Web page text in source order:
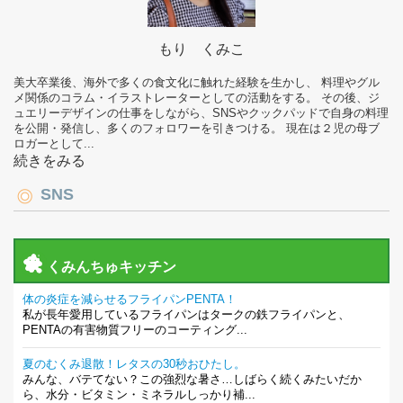
もり くみこ
美大卒業後、海外で多くの食文化に触れた経験を生かし、 料理やグル
メ関係のコラム・イラストレーターとしての活動をする。 その後、ジ
ュエリーデザインの仕事をしながら、SNSやクックパッドで自身の料理
を公開・発信し、多くのフォロワーを引きつける。 現在は２児の母ブ
ロガーとして...
続きをみる
SNS
くみんちゅキッチン
体の炎症を減らせるフライパンPENTA！
私が長年愛用しているフライパンはタークの鉄フライパンと、
PENTAの有害物質フリーのコーティング...
夏のむくみ退散！レタスの30秒おひたし。
みんな、バテてない？この強烈な暑さ…しばらく続くみたいだか
ら、水分・ビタミン・ミネラルしっかり補...